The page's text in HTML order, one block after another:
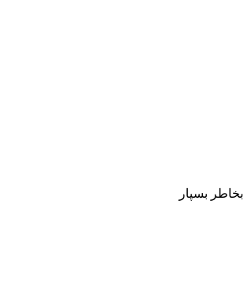
بسپار